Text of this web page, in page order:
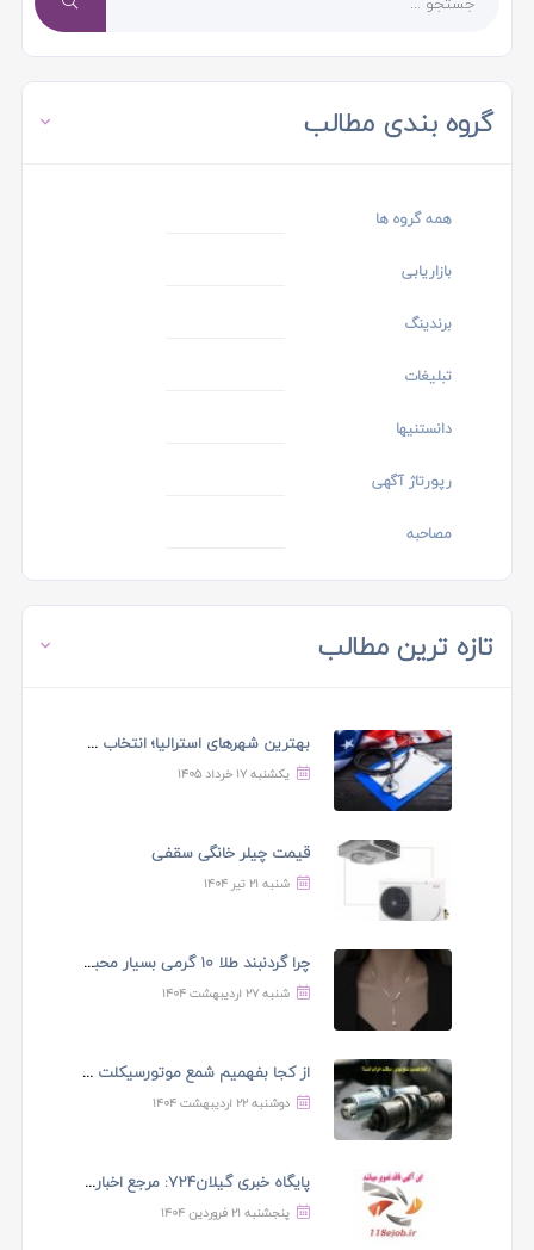
گروه بندی مطالب
همه گروه ها
بازاریابی
برندینگ
تبلیغات
دانستنیها
رپورتاژ آگهی
مصاحبه
تازه ترین مطالب
بهترین شهرهای استرالیا⁠؛ انتخاب شهر باید با هدف مهاجرت ...
یکشنبه ۱۷ خرداد ۱۴۰۵
قیمت چیلر خانگی سقفی
شنبه ۲۱ تیر ۱۴۰۴
چرا گردنبند طلا 10 گرمی بسیار محبوب است؟
شنبه ۲۷ اردیبهشت ۱۴۰۴
از کجا بفهمیم شمع موتورسیکلت خراب است؟
دوشنبه ۲۲ اردیبهشت ۱۴۰۴
پایگاه خبری گیلان724: مرجع اخبار لحظه ای استان گیلان ...
پنجشنبه ۲۱ فروردین ۱۴۰۴